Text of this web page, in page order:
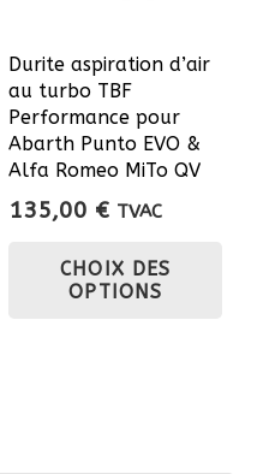
Durite aspiration d’air
au turbo TBF
Performance pour
Abarth Punto EVO &
Alfa Romeo MiTo QV
135,00 € TVAC
CHOIX DES
OPTIONS